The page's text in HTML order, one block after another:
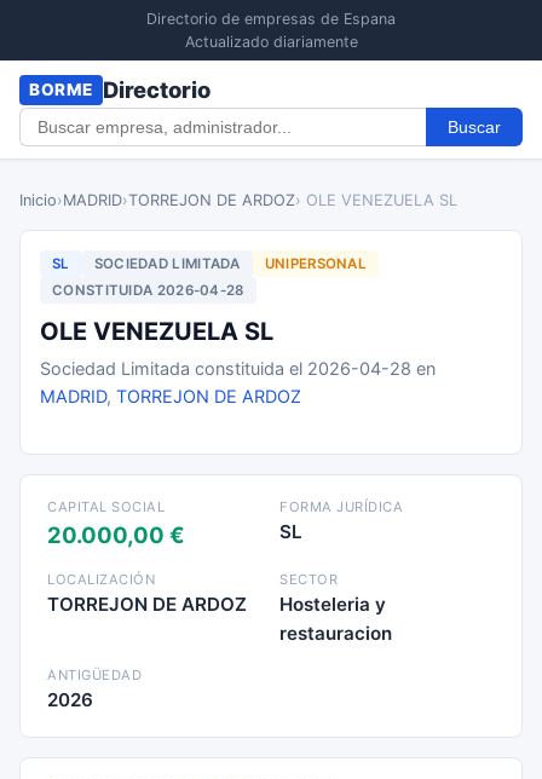
Directorio de empresas de Espana
Actualizado diariamente
BORME Directorio
Buscar
Inicio›MADRID›TORREJON DE ARDOZ› OLE VENEZUELA SL
SL SOCIEDAD LIMITADA
UNIPERSONAL
CONSTITUIDA 2026-04-28
OLE VENEZUELA SL
Sociedad Limitada constituida el 2026-04-28 en
MADRID, TORREJON DE ARDOZ
CAPITAL SOCIAL
20.000,00 €
FORMA JURÍDICA
SL
LOCALIZACIÓN
TORREJON DE ARDOZ
SECTOR
Hosteleria y
restauracion
ANTIGÜEDAD
2026